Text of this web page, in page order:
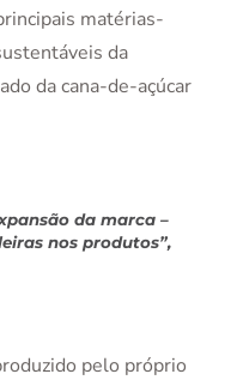
matérias-
da
da cana-de-açúcar
da marca –
nos produtos”,
pelo próprio